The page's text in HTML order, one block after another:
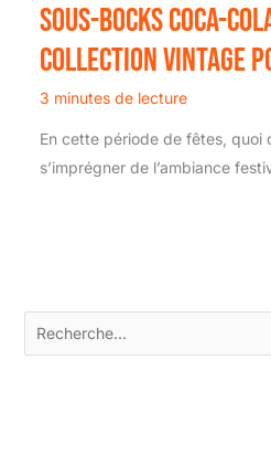
Sous-bocks Coca-
collection Vintage
3 minutes de lecture
En cette période de fêtes, quoi
s’imprégner de l’ambiance